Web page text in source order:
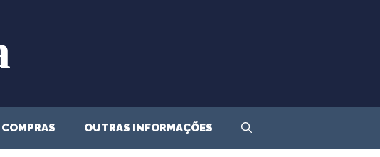
COMPRAS OUTRAS INFORMAÇÕES